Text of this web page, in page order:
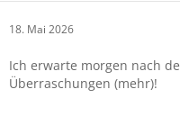
18. Mai 2026
Ich erwarte morgen nach
Überraschungen (mehr)!